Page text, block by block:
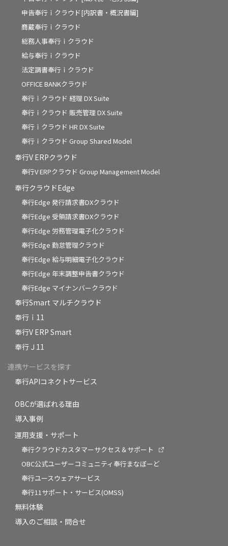
申告奉行ｉクラウド[内訳書・概況書編]
商蔵奉行ｉクラウド
総務人事奉行ｉクラウド
給与奉行ｉクラウド
法定調書奉行ｉクラウド
OFFICE BANKクラウド
奉行ｉクラウド 経理 DX Suite
奉行ｉクラウド 販売管理 DX Suite
奉行ｉクラウド HR DX Suite
奉行ｉクラウド Group Shared Model
奉行V ERPクラウド
奉行V ERPクラウド Group Management Model
奉行クラウドEdge
奉行Edge 発行請求書DXクラウド
奉行Edge 受領請求書DXクラウド
奉行Edge 労務管理電子化クラウド
奉行Edge 勤怠管理クラウド
奉行Edge 給与明細電子化クラウド
奉行Edge 年末調整申告書クラウド
奉行Edge マイナンバークラウド
奉行Smart マルチクラウド
奉行ｉ11
奉行V ERP Smart
奉行Ｊ11
連携サービスを探す
奉行APIコネクトサービス
OBCが選ばれる理由
導入事例
運用支援・サポート
奉行クラウドカスタマーサクセス＆サポート
OBC公式ユーザーコミュニティ奉行まなぼーど
奉行ユースウェアサービス
奉行11サポート・サービス(OMSS)
無料体験
導入のご相談・問合せ